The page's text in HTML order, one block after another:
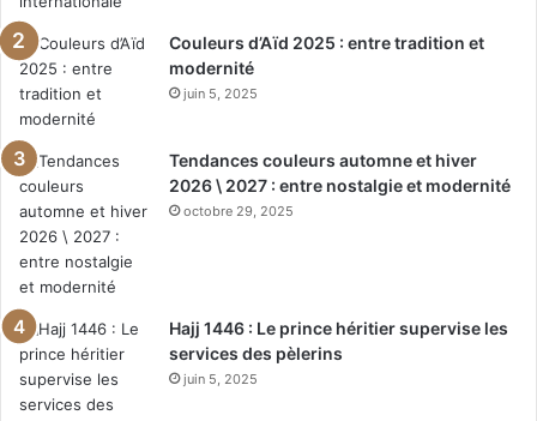
Couleurs d’Aïd 2025 : entre tradition et
modernité
juin 5, 2025
Tendances couleurs automne et hiver
2026 \ 2027 : entre nostalgie et modernité
octobre 29, 2025
Hajj 1446 : Le prince héritier supervise les
services des pèlerins
juin 5, 2025